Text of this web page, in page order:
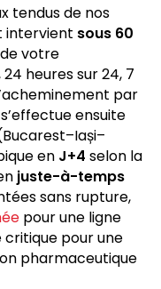
réactivité au
pour livrer
Ce transport
Moldavie
tendus de nos
intervientsous 60
votre
heures sur 24, 7
par
ensuite
en J+4selon la
juste-à-temps
sans rupture,